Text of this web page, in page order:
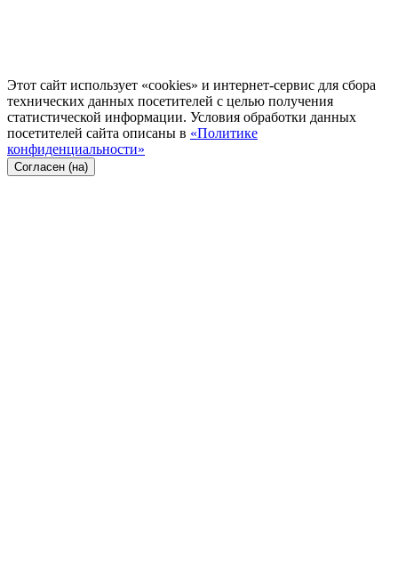
Этот сайт использует «cookies» и интернет-сервис для сбора
технических данных посетителей с целью получения
статистической информации. Условия обработки данных
посетителей сайта описаны в «Политике
конфиденциальности»
Согласен (на)